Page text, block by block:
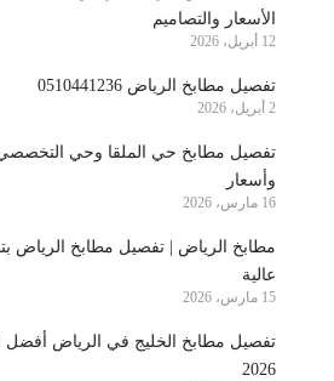
الأسعار والتصاميم
12 أبريل، 2026
تفصيل مطابخ الرياض 0510441236
2 أبريل، 2026
تفصيل مطابخ حي الملقا وحي
وأسعار
16 مارس، 2026
مطابخ الرياض | تفصيل مطابخ الرياض
عالية
15 مارس، 2026
تفصيل مطابخ الخليج في الرياض أفضل
2026